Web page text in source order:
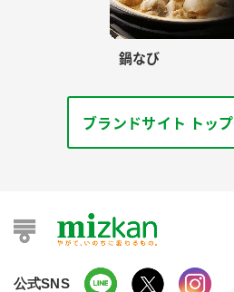
鍋なび
ブランドサイト トップ
公式SNS